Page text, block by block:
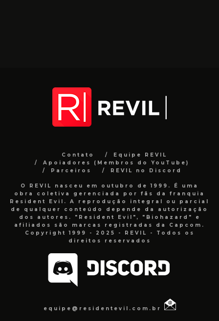
Contato
Equipe REVIL
Apoiadores (Membros do YouTube)
Parceiros
REVIL no Discord
O REVIL nasceu em outubro de 1999. É uma
obra coletiva gerenciada por fãs da franquia
Resident Evil. A reprodução integral ou parcial
de qualquer conteúdo depende da autorização
dos autores. "Resident Evil", "Biohazard" e
afiliados são marcas registradas da Capcom.
Copyright 1999 - 2025 - REVIL - Todos os
direitos reservados
equipe@residentevil.com.br